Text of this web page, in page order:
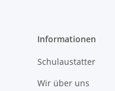
Informationen
Schulaustatter
Wir über uns